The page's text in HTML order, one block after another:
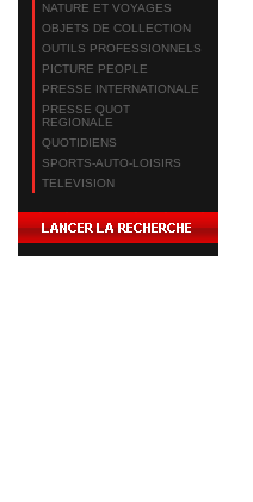
NATURE ET VOYAGES
OBJETS DE COLLECTION
OUTILS PROFESSIONNELS
PICTURE PEOPLE
PRESSE INTERNATIONALE
PRESSE QUOT
REGIONALE
QUOTIDIENS
SPORTS-AUTO-LOISIRS
TELEVISION